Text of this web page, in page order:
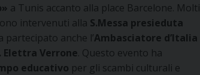
a Tunis accanto alla place Barcelone. Molti
intervenuti alla S.Messa presieduta
partecipato anche l’Ambasciatore d’Italia
Elettra Verrone. Questo evento ha
educativo per gli scambi culturali e